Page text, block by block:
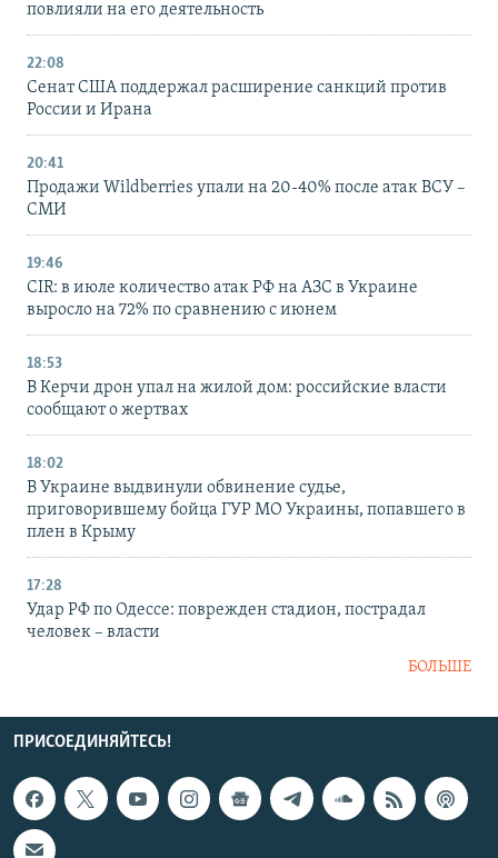
повлияли на его деятельность
22:08
Сенат США поддержал расширение санкций против
России и Ирана
20:41
Продажи Wildberries упали на 20-40% после атак ВСУ –
СМИ
19:46
CIR: в июле количество атак РФ на АЗС в Украине
выросло на 72% по сравнению с июнем
18:53
В Керчи дрон упал на жилой дом: российские власти
сообщают о жертвах
18:02
В Украине выдвинули обвинение судье,
приговорившему бойца ГУР МО Украины, попавшего в
плен в Крыму
17:28
Удар РФ по Одессе: поврежден стадион, пострадал
человек – власти
БОЛЬШЕ
ПРИСОЕДИНЯЙТЕСЬ!